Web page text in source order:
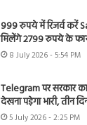
999 रुपये में रिजर्व करें
मिलेंगे 2799 रुपये के
8 July 2026 - 5:54 PM
Telegram पर सरकार
देखना पड़ेगा भारी, तीन
5 July 2026 - 2:25 PM